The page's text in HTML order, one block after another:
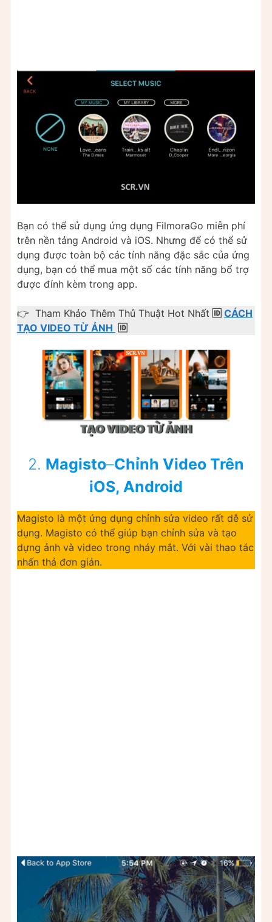
Bạn có thể sử dụng ứng dụng FilmoraGo miễn phí
trên nền tảng Android và iOS. Nhưng để có thể sử
dụng được toàn bộ các tính năng đặc sắc của ứng
dụng, bạn có thể mua một số các tính năng bổ trợ
được đính kèm trong app.
👉 Tham Khảo Thêm Thủ Thuật Hot Nhất 🆔 CÁCH
TẠO VIDEO TỪ ẢNH 🆔
2. Magisto–Chỉnh Video Trên
iOS, Android
Magisto là một ứng dụng chỉnh sửa video rất dễ sử
dụng. Magisto có thể giúp bạn chỉnh sửa và tạo
dựng ảnh và video trong nháy mắt. Với vài thao tác
nhấn thả đơn giản.